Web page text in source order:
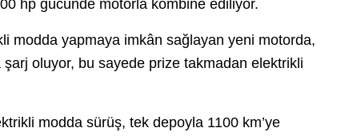
hp gücünde motorla kombine ediliyor.
modda yapmaya imkân sağlayan yeni motorda,
oluyor, bu sayede prize takmadan elektrikli
modda sürüş, tek depoyla 1100 km’ye